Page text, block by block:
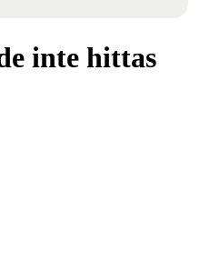
inte hittas